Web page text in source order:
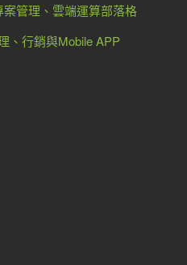
管理、雲端運算部落格
、行銷與Mobile APP